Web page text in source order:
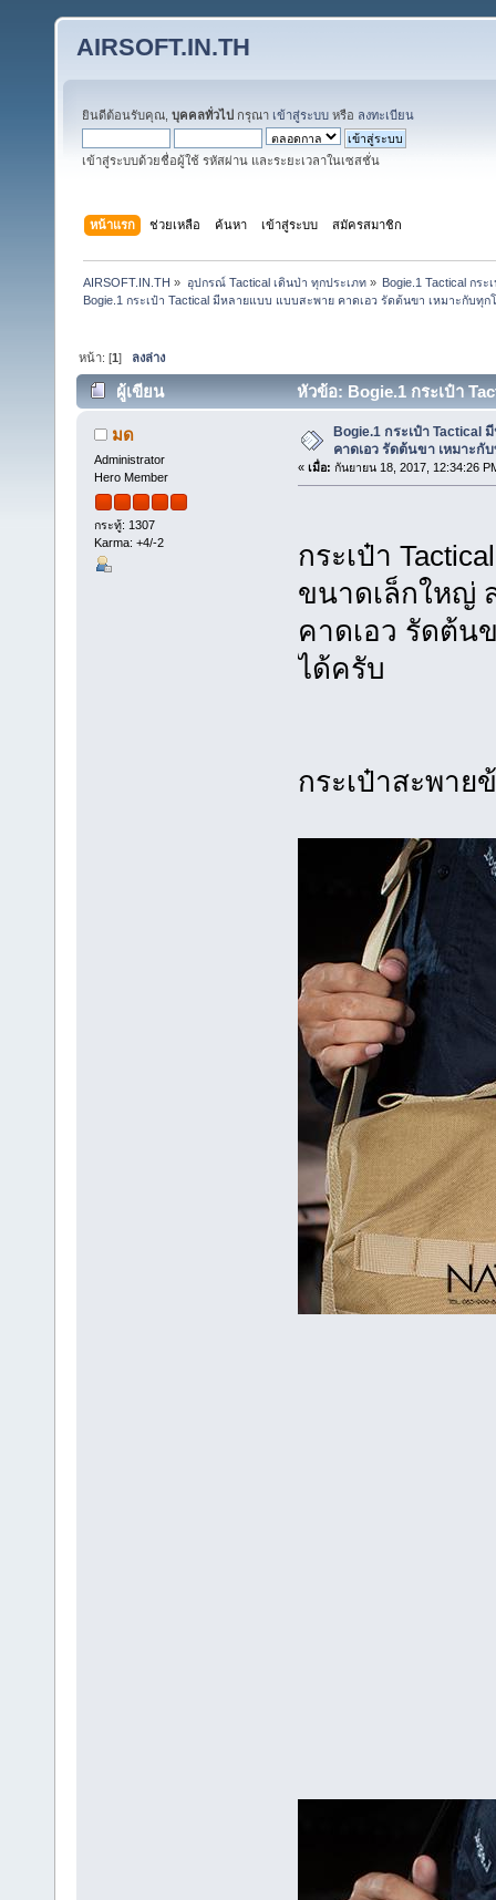
AIRSOFT.IN.TH
ยินดีต้อนรับคุณ, บุคคลทั่วไป กรุณา เข้าสู่ระบบ หรือ ลงทะเบียน
เข้าสู่ระบบด้วยชื่อผู้ใช้ รหัสผ่าน และระยะเวลาในเซสชั่น
หน้าแรก ช่วยเหลือ ค้นหา เข้าสู่ระบบ สมัครสมาชิก
AIRSOFT.IN.TH » อุปกรณ์ Tactical เดินป่า ทุกประเภท» Bogie.1 Tactical กร
Bogie.1 กระเป๋า Tactical มีหลายแบบ แบบสะพาย คาดเอว รัดต้นขา เหมาะกับทุ
หน้า: [1] ลงล่าง
ผู้เขียน
หัวข้อ: Bogie.1 กระเป๋า
(ขุดที่1) (อ่าน 47416 ครั้ง)
มด
Administrator
Hero Member
กระทู้: 1307
Karma: +4/-2
Bogie.1 กระเป๋า Tactical
คาดเอว รัดต้นขา เหมาะกั
« เมื่อ: กันยายน 18, 2017, 12:34:26
กระเป๋า
ขนาดเล็กใหญ่
คาดเอว รัดต้น
ได้ครับ
กระเป๋าสะพาย